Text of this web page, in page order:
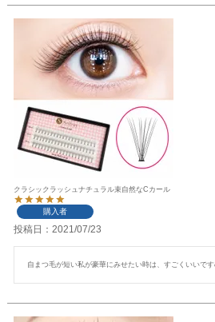
クラシックラッシュナチュラル束自然なCカール
購入者
投稿日 2021/07/23